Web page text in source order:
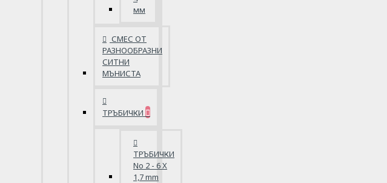
мм
СМЕС ОТ
РАЗНООБРАЗНИ
СИТНИ
МЪНИСТА
ТРЪБИЧКИ
ТРЪБИЧКИ
No 2 - 6 X
1,7 mm